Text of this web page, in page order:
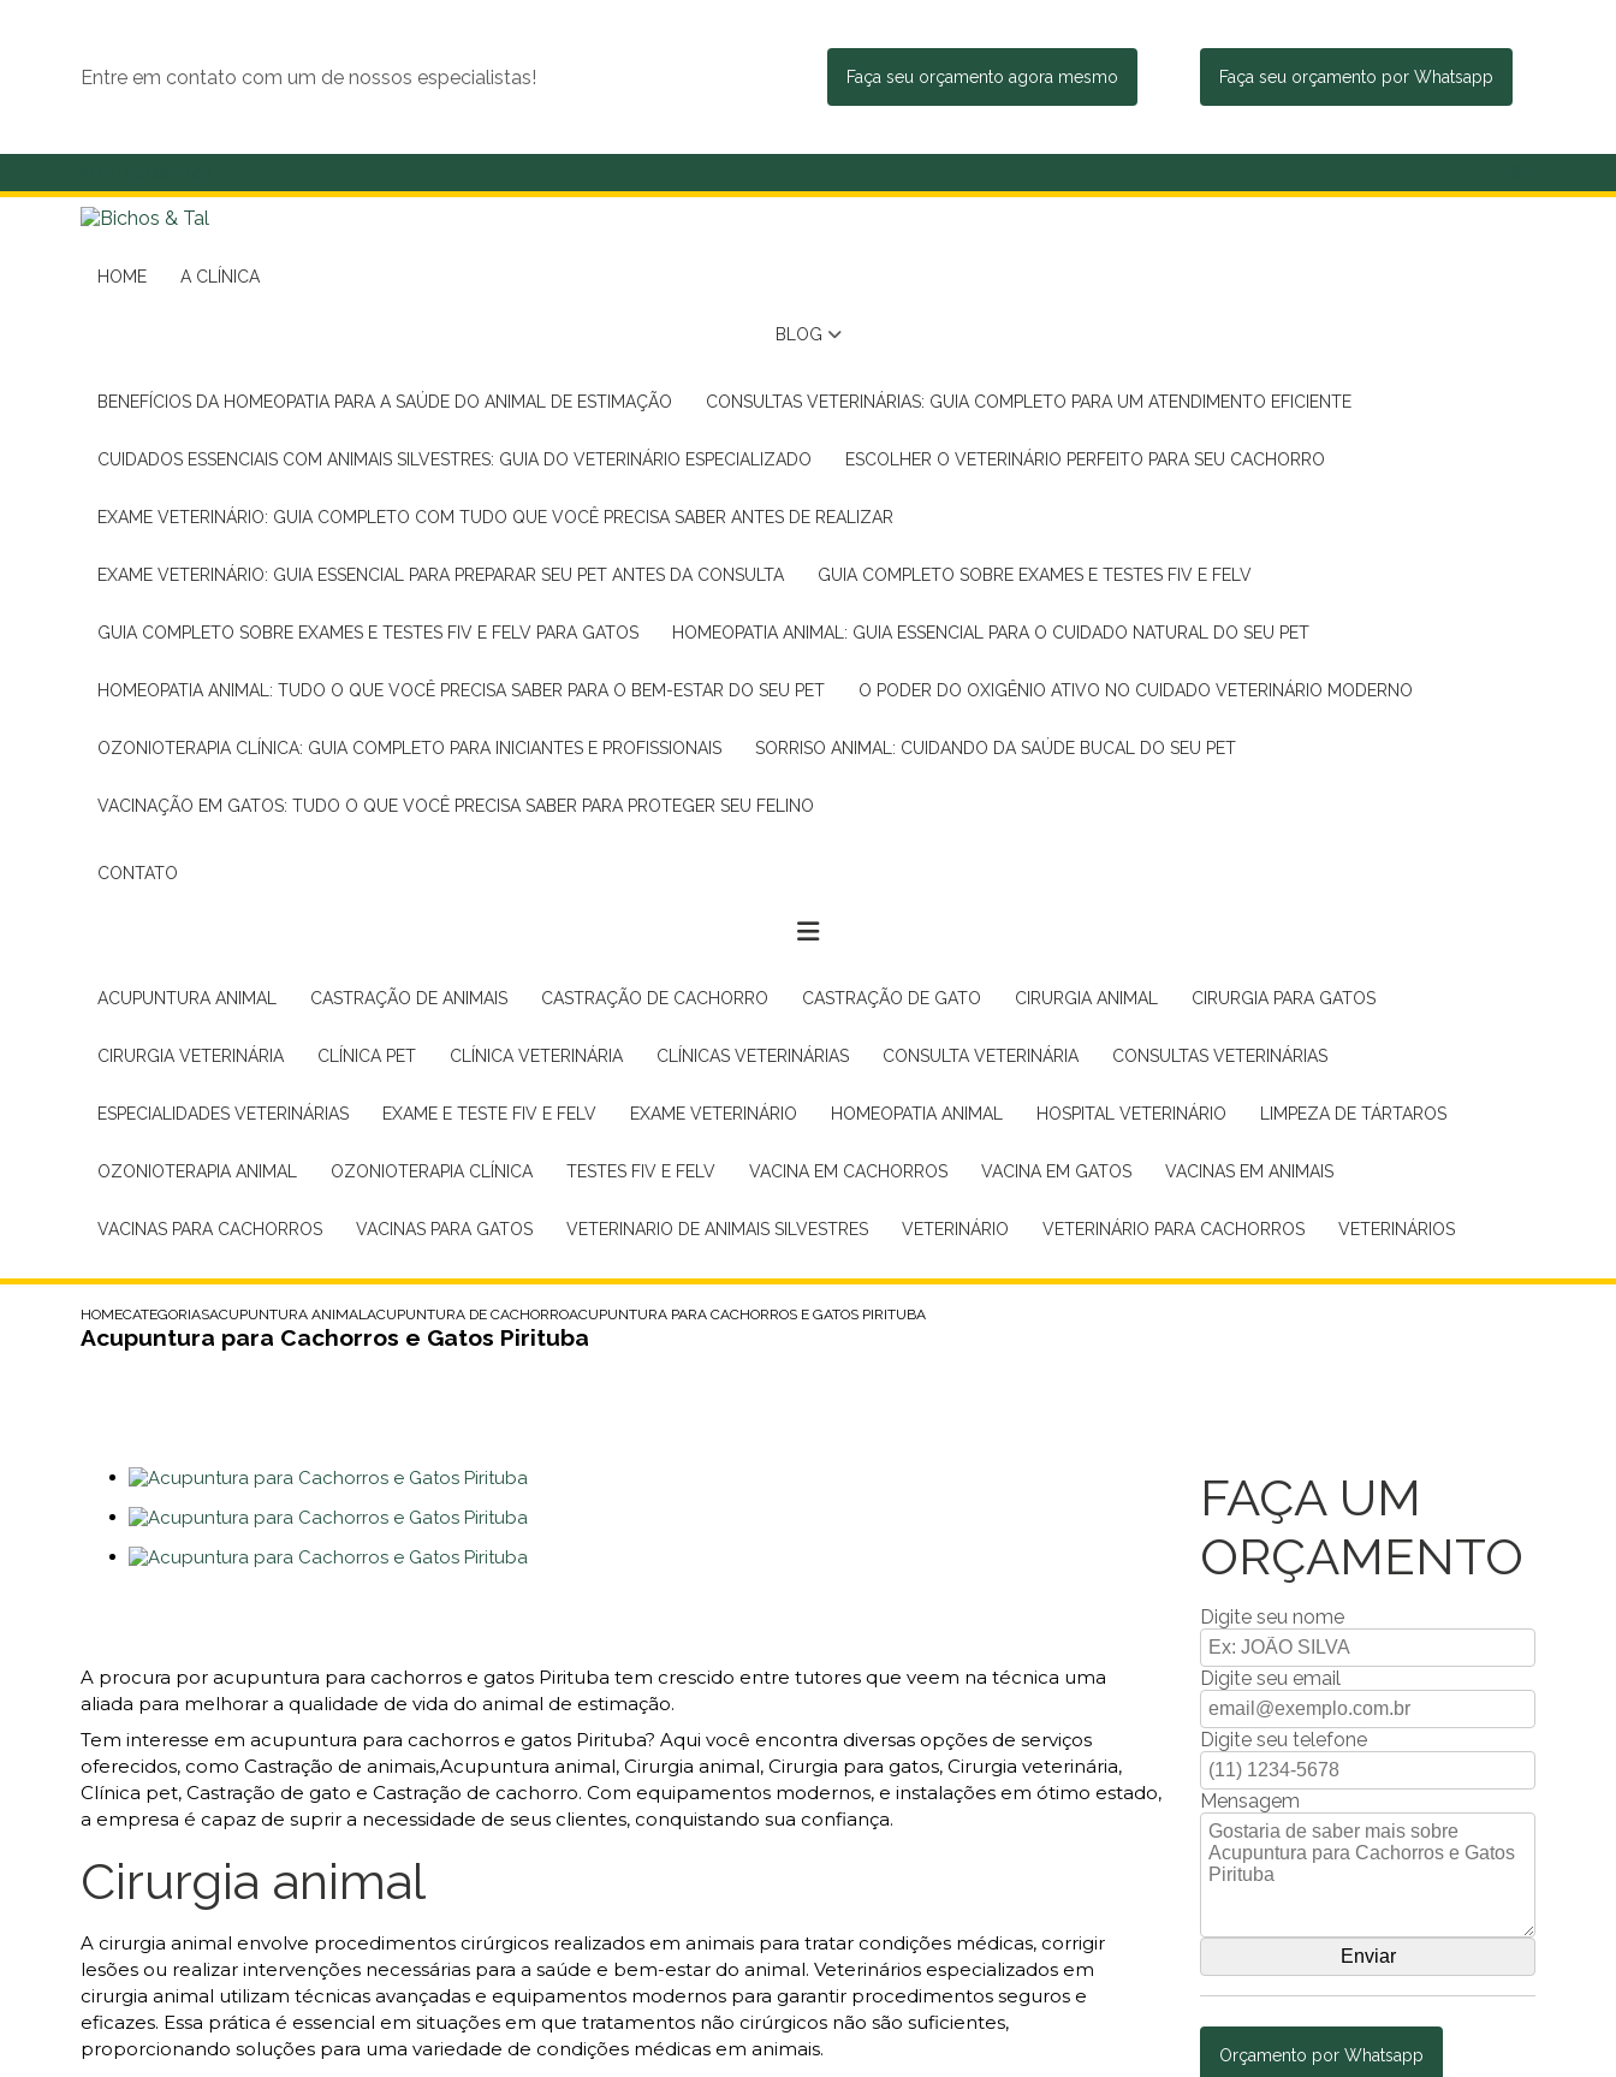
Entre em contato com um de nossos especialistas! Faça seu orçamento agora mesmo Faça seu orçamento por Whatsapp
HOME A CLÍNICA
BLOG
BENEFÍCIOS DA HOMEOPATIA PARA A SAÚDE DO ANIMAL DE ESTIMAÇÃO CONSULTAS VETERINÁRIAS: GUIA COMPLETO PARA UM ATENDIMENTO EFICIENTE
CUIDADOS ESSENCIAIS COM ANIMAIS SILVESTRES: GUIA DO VETERINÁRIO ESPECIALIZADO ESCOLHER O VETERINÁRIO PERFEITO PARA SEU CACHORRO
EXAME VETERINÁRIO: GUIA COMPLETO COM TUDO QUE VOCÊ PRECISA SABER ANTES DE REALIZAR
EXAME VETERINÁRIO: GUIA ESSENCIAL PARA PREPARAR SEU PET ANTES DA CONSULTA GUIA COMPLETO SOBRE EXAMES E TESTES FIV E FELV
GUIA COMPLETO SOBRE EXAMES E TESTES FIV E FELV PARA GATOS HOMEOPATIA ANIMAL: GUIA ESSENCIAL PARA O CUIDADO NATURAL DO SEU PET
HOMEOPATIA ANIMAL: TUDO O QUE VOCÊ PRECISA SABER PARA O BEM-ESTAR DO SEU PET O PODER DO OXIGÊNIO ATIVO NO CUIDADO VETERINÁRIO MODERNO
OZONIOTERAPIA CLÍNICA: GUIA COMPLETO PARA INICIANTES E PROFISSIONAIS SORRISO ANIMAL: CUIDANDO DA SAÚDE BUCAL DO SEU PET
VACINAÇÃO EM GATOS: TUDO O QUE VOCÊ PRECISA SABER PARA PROTEGER SEU FELINO
CONTATO
ACUPUNTURA ANIMAL CASTRAÇÃO DE ANIMAIS CASTRAÇÃO DE CACHORRO CASTRAÇÃO DE GATO CIRURGIA ANIMAL CIRURGIA PARA GATOS
CIRURGIA VETERINÁRIA CLÍNICA PET CLÍNICA VETERINÁRIA CLÍNICAS VETERINÁRIAS CONSULTA VETERINÁRIA CONSULTAS VETERINÁRIAS
ESPECIALIDADES VETERINÁRIAS EXAME E TESTE FIV E FELV EXAME VETERINÁRIO HOMEOPATIA ANIMAL HOSPITAL VETERINÁRIO LIMPEZA DE TÁRTAROS
OZONIOTERAPIA ANIMAL OZONIOTERAPIA CLÍNICA TESTES FIV E FELV VACINA EM CACHORROS VACINA EM GATOS VACINAS EM ANIMAIS
VACINAS PARA CACHORROS VACINAS PARA GATOS VETERINARIO DE ANIMAIS SILVESTRES VETERINÁRIO VETERINÁRIO PARA CACHORROS VETERINÁRIOS
HOMECATEGORIASACUPUNTURA ANIMALACUPUNTURA DE CACHORROACUPUNTURA PARA CACHORROS E GATOS PIRITUBA
Acupuntura para Cachorros e Gatos Pirituba
A procura por acupuntura para cachorros e gatos Pirituba tem crescido entre tutores que veem na técnica uma
aliada para melhorar a qualidade de vida do animal de estimação.
Tem interesse em acupuntura para cachorros e gatos Pirituba? Aqui você encontra diversas opções de serviços
oferecidos, como Castração de animais,Acupuntura animal, Cirurgia animal, Cirurgia para gatos, Cirurgia veterinária,
Clínica pet, Castração de gato e Castração de cachorro. Com equipamentos modernos, e instalações em ótimo estado,
a empresa é capaz de suprir a necessidade de seus clientes, conquistando sua confiança.
Cirurgia animal
A cirurgia animal envolve procedimentos cirúrgicos realizados em animais para tratar condições médicas, corrigir
lesões ou realizar intervenções necessárias para a saúde e bem-estar do animal. Veterinários especializados em
cirurgia animal utilizam técnicas avançadas e equipamentos modernos para garantir procedimentos seguros e
eficazes. Essa prática é essencial em situações em que tratamentos não cirúrgicos não são suficientes,
proporcionando soluções para uma variedade de condições médicas em animais.
FAÇA UM
ORÇAMENTO
Digite seu nome
Digite seu email
Digite seu telefone
Mensagem
Orçamento por Whatsapp